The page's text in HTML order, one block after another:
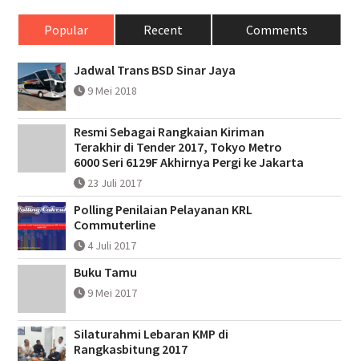
Popular Recent Comments
Jadwal Trans BSD Sinar Jaya
9 Mei 2018
Resmi Sebagai Rangkaian Kiriman
Terakhir di Tender 2017, Tokyo Metro
6000 Seri 6129F Akhirnya Pergi ke Jakarta
23 Juli 2017
Polling Penilaian Pelayanan KRL
Commuterline
4 Juli 2017
Buku Tamu
9 Mei 2017
Silaturahmi Lebaran KMP di
Rangkasbitung 2017